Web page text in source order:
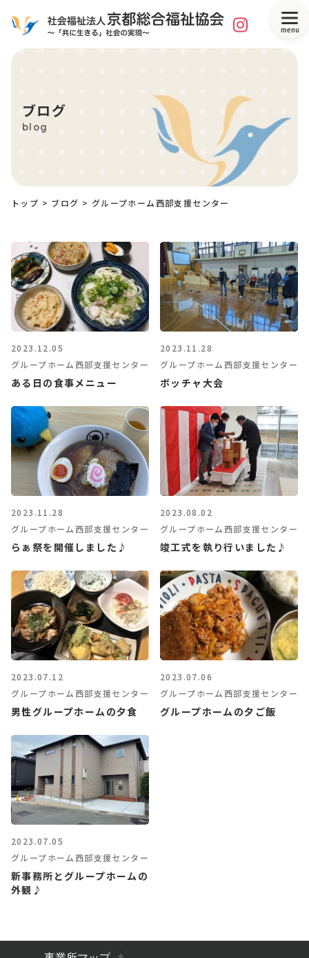
menu
ブログ
blog
トップ > ブログ > グループホーム西部支援センター
2023.12.05
グループホーム西部支援センター
ある日の食事メニュー
2023.11.28
グループホーム西部支援センター
ボッチャ大会
2023.11.28
グループホーム西部支援センター
らぁ祭を開催しました♪
2023.08.02
グループホーム西部支援センター
竣工式を執り行いました♪
2023.07.12
グループホーム西部支援センター
男性グループホームの夕食
2023.07.06
グループホーム西部支援センター
グループホームの夕ご飯
2023.07.05
グループホーム西部支援センター
新事務所とグループホームの
外観♪